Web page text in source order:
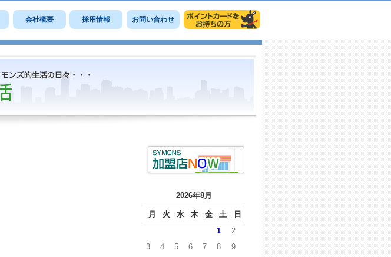
会社概要 採用情報 お問い合わせ
2026年8月
月 火 水 木 金 土 日
1
2
3
4 5 6 7 8
9